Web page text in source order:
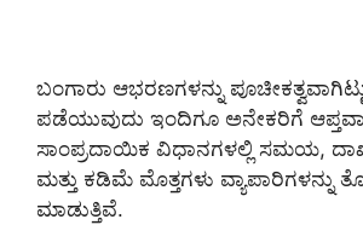
ಬಂಗಾರು ಆಭರಣಗಳನ್ನು
ಪಡೆಯುವುದು ಇಂದಿಗೂ ಅನೇಕರಿಗೆ
ಸಾಂಪ್ರದಾಯಿಕ ವಿಧಾನಗಳಲ್ಲಿ ಸಮಯ,
ಮತ್ತು ಕಡಿಮೆ ಮೊತ್ತಗಳು ವ್ಯಾಪಾರಿಗಳನ್ನು
ಮಾಡುತ್ತಿವೆ.